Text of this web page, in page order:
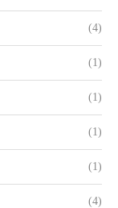
(4)
(1)
(1)
(1)
(1)
(4)